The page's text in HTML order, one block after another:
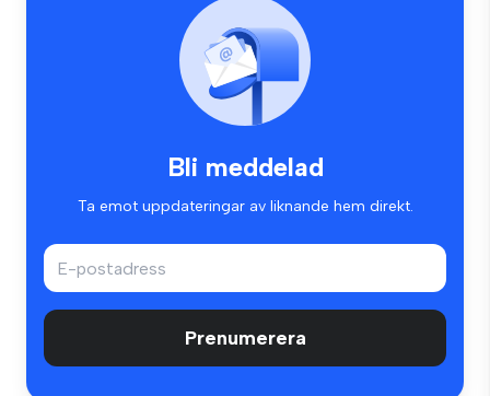
Bli meddelad
Ta emot uppdateringar av liknande hem direkt.
Prenumerera